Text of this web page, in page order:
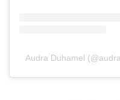
Audra Duhamel